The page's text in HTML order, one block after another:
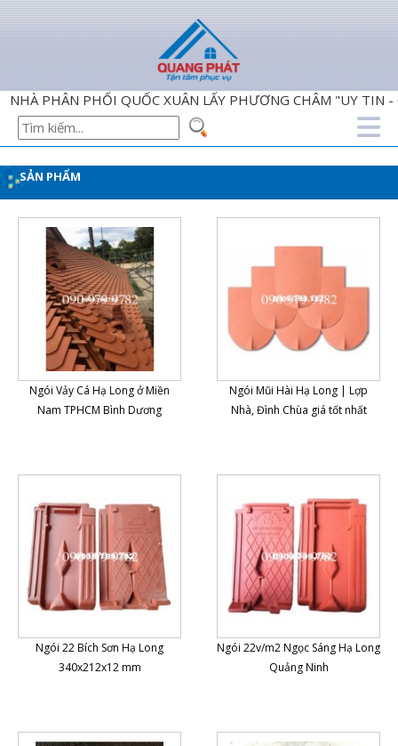
PHÂN PHỐI QUỐC XUÂN LẤY PHƯƠNG CHÂM "UY TIN -
SẢN PHẨM
Ngói Vảy Cá Hạ Long ở Miền
Nam TPHCM Bình Dương
Ngói Mũi Hài Hạ Long | Lợp
Nhà, Đình Chùa giá tốt nhất
Ngói 22 Bích Sơn Hạ Long
340x212x12 mm
Ngói 22v/m2 Ngọc Sáng Hạ Long
Quảng Ninh